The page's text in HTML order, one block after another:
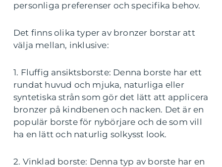
personliga preferenser och specifika behov.
Det finns olika typer av bronzer borstar att
välja mellan, inklusive:
1. Fluffig ansiktsborste: Denna borste har ett
rundat huvud och mjuka, naturliga eller
syntetiska strån som gör det lätt att applicera
bronzer på kindbenen och nacken. Det är en
populär borste för nybörjare och de som vill
ha en lätt och naturlig solkysst look.
2. Vinklad borste: Denna typ av borste har en